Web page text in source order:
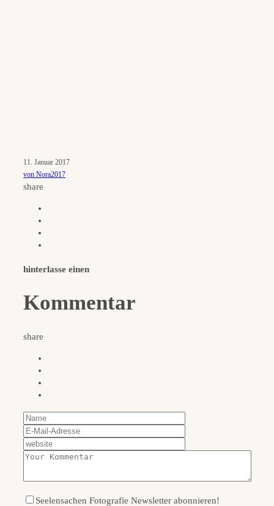
11. Januar 2017
von Nora2017
share
hinterlasse einen
Kommentar
share
Seelensachen Fotografie Newsletter abonnieren!